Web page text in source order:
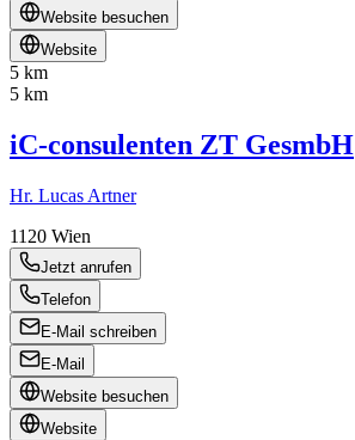
Website besuchen
Website
5 km
5 km
iC-consulenten ZT GesmbH
Hr. Lucas Artner
1120 Wien
Jetzt anrufen
Telefon
E-Mail schreiben
E-Mail
Website besuchen
Website